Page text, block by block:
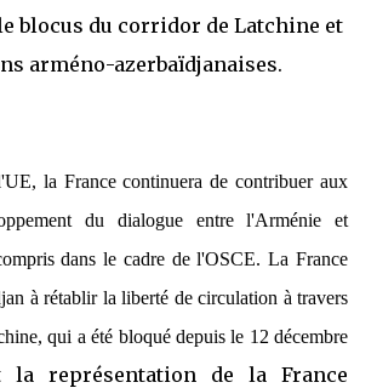
blocus du corridor de Latchine et
arméno-azerbaïdjanaises.
la France continuera de contribuer aux
du dialogue entre l'Arménie et
dans le cadre de l'OSCE. La France
à rétablir la liberté de circulation à travers
qui a été bloqué depuis le 12 décembre
représentation de la France